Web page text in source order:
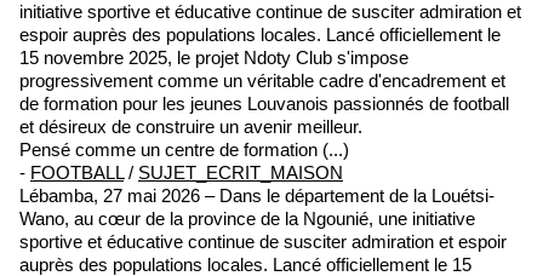
initiative sportive et éducative continue de susciter admiration et
espoir auprès des populations locales. Lancé officiellement le
15 novembre 2025, le projet Ndoty Club s'impose
progressivement comme un véritable cadre d'encadrement et
de formation pour les jeunes Louvanois passionnés de football
et désireux de construire un avenir meilleur.
Pensé comme un centre de formation (...)
- FOOTBALL/ SUJET_ECRIT_MAISON
Lébamba, 27 mai 2026 – Dans le département de la Louétsi-
Wano, au cœur de la province de la Ngounié, une initiative
sportive et éducative continue de susciter admiration et espoir
auprès des populations locales. Lancé officiellement le 15